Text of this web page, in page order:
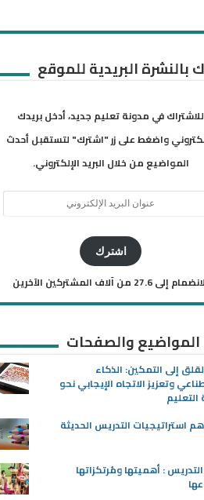
بالنشرة البريدية للموقع
للاشتراك في مدونة تعليم جديد، أدخل بريدك
واضغط على زر "اشترك" لتستقبل أحدث
المواضيع من خلال البريد الإلكتروني.
اشترك
إلى 27.6 من آلاف المشتركين الآخرين
المواضيع والصفحات
إلى التمكين: الذكاء
وتعزيز الاتجاه الإيجابي نحو
استراتيجيات التدريس الحديثة
: أهميتها ومُرتكزاتها